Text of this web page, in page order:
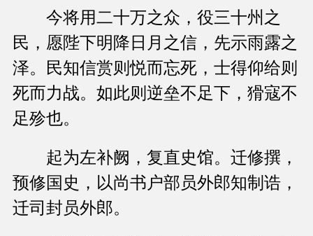
今将用二十万之众，役三十州之
民，愿陛下明降日月之信，先示雨露之
泽。民知信赏则悦而忘死，士得仰给则
死而力战。如此则逆垒不足下，猾寇不
足殄也。
起为左补阙，复直史馆。迁修撰，
预修国史，以尚书户部员外郎知制诰，
迁司封员外郎。